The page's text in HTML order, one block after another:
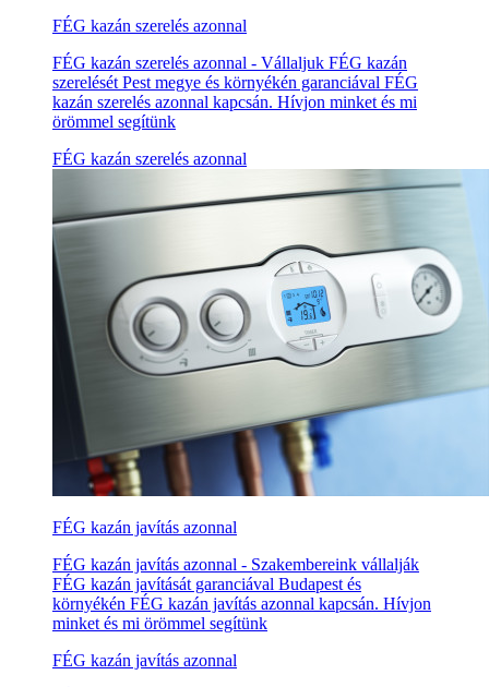
FÉG kazán szerelés azonnal
FÉG kazán szerelés azonnal - Vállaljuk FÉG kazán
szerelését Pest megye és környékén garanciával FÉG
kazán szerelés azonnal kapcsán. Hívjon minket és mi
örömmel segítünk
FÉG kazán szerelés azonnal
FÉG kazán javítás azonnal
FÉG kazán javítás azonnal - Szakembereink vállalják
FÉG kazán javítását garanciával Budapest és
környékén FÉG kazán javítás azonnal kapcsán. Hívjon
minket és mi örömmel segítünk
FÉG kazán javítás azonnal